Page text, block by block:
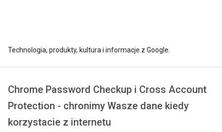
Technologia, produkty, kultura i informacje z Google.
Chrome Password Checkup i Cross Account
Protection - chronimy Wasze dane kiedy
korzystacie z internetu